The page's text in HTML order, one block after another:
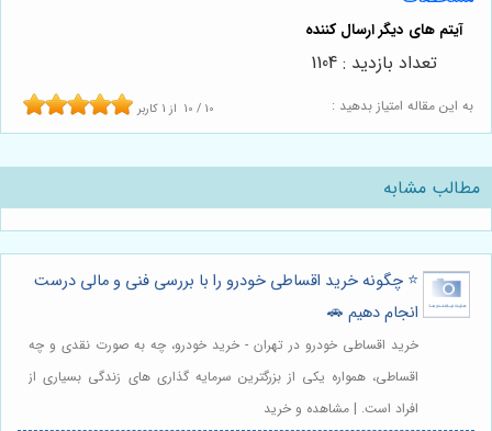
به این مقاله امتیاز بدهید : 10 / 10 از 1 کاربر
تعداد بازدید : 1104
مطالب مشابه
⭐️ چگونه خرید اقساطی خودرو را با بررسی فنی و مالی درست
انجام دهیم 🚗
خرید اقساطی خودرو در تهران - خرید خودرو، چه به صورت نقدی و چه
اقساطی، همواره یکی از بزرگترین سرمایه گذاری های زندگی بسیاری از
افراد است. | مشاهده و خرید